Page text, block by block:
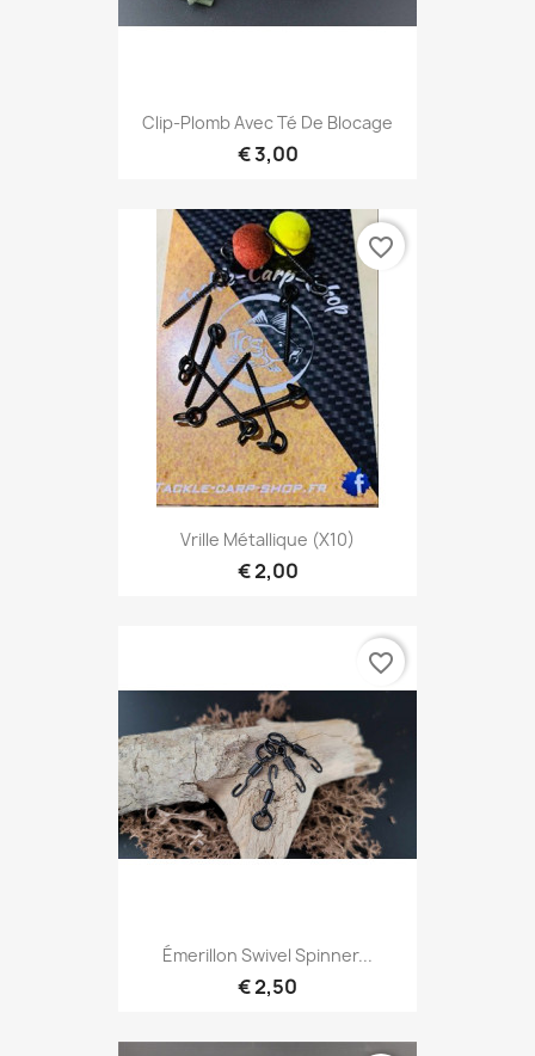
Clip-Plomb Avec Té De Blocage
€ 3,00
Vrille Métallique (x10)
€ 2,00
favorite_border
Émerillon Swivel Spinner...
€ 2,50
favorite_border